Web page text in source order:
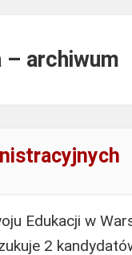
– archiwum
Edukacji w
2